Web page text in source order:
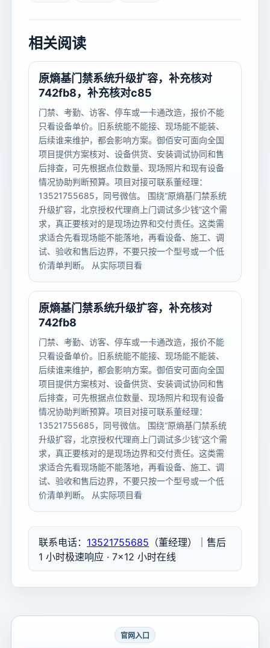
相关阅读
原熵基门禁系统升级扩容，补充核对
742fb8，补充核对c85
门禁、考勤、访客、停车或一卡通改造，报价不能
只看设备单价。旧系统能不能接、现场能不能装、
后续谁来维护，都会影响方案。御佰安可面向全国
项目提供方案核对、设备供货、安装调试协同和售
后排查，可先根据点位数量、现场照片和现有设备
情况协助判断预算。项目对接可联系董经理：
13521755685，同号微信。 围绕“原熵基门禁系统
升级扩容，北京授权代理商上门调试多少钱”这个需
求，真正要核对的是现场边界和交付责任。这类需
求适合先看现场能不能落地，再看设备、施工、调
试、验收和售后边界，不要只按一个型号或一个低
价清单判断。 从实际项目看
原熵基门禁系统升级扩容，补充核对
742fb8
门禁、考勤、访客、停车或一卡通改造，报价不能
只看设备单价。旧系统能不能接、现场能不能装、
后续谁来维护，都会影响方案。御佰安可面向全国
项目提供方案核对、设备供货、安装调试协同和售
后排查，可先根据点位数量、现场照片和现有设备
情况协助判断预算。项目对接可联系董经理：
13521755685，同号微信。 围绕“原熵基门禁系统
升级扩容，北京授权代理商上门调试多少钱”这个需
求，真正要核对的是现场边界和交付责任。这类需
求适合先看现场能不能落地，再看设备、施工、调
试、验收和售后边界，不要只按一个型号或一个低
价清单判断。 从实际项目看
联系电话： 13521755685 （董经理）｜售后
1 小时极速响应 · 7×12 小时在线
官网入口